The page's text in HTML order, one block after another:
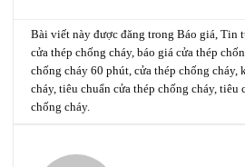
Bài viết này được đăng trongBáo giá,Tin
cửa thép chống cháy,báo giá cửa thép
chống cháy 60 phút,cửa thép chống cháy,
cháy,tiêu chuẩn cửa thép chống cháy,tiêu
chống cháy.